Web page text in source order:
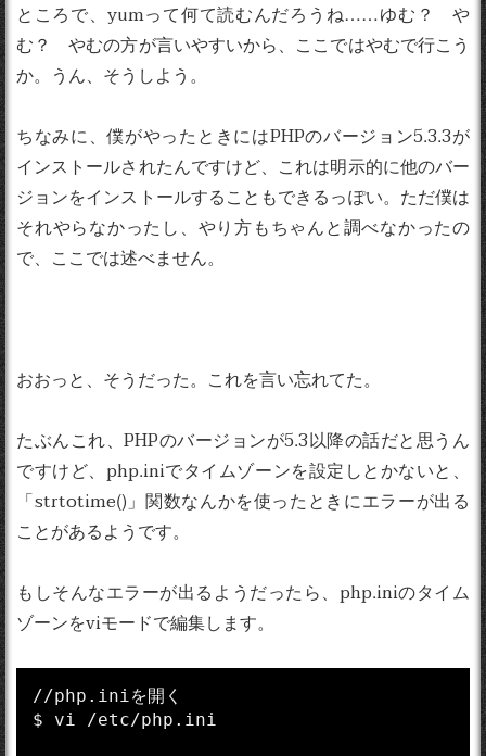
ところで、yumって何て読むんだろうね……ゆむ？ や
む？ やむの方が言いやすいから、ここではやむで行こう
か。うん、そうしよう。
ちなみに、僕がやったときにはPHPのバージョン5.3.3が
インストールされたんですけど、これは明示的に他のバー
ジョンをインストールすることもできるっぽい。ただ僕は
それやらなかったし、やり方もちゃんと調べなかったの
で、ここでは述べません。
おおっと、そうだった。これを言い忘れてた。
たぶんこれ、PHPのバージョンが5.3以降の話だと思うん
ですけど、php.iniでタイムゾーンを設定しとかないと、
「strtotime()」関数なんかを使ったときにエラーが出る
ことがあるようです。
もしそんなエラーが出るようだったら、php.iniのタイム
ゾーンをviモードで編集します。
//php.iniを開く
$ vi /etc/php.ini